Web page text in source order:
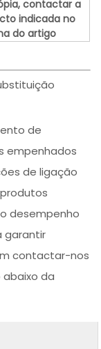
contactar a
indicada no
do artigo
de
empenhados
de ligação
desempenho
garantir
contactar-nos
da